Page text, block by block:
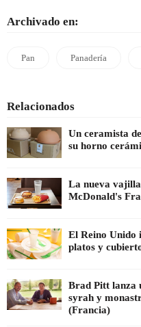
Archivado en:
Pan Panadería
Relacionados
Un ceramista
su horno
La nueva
McDonald's
El Reino
platos y
Brad Pitt lanza
syrah y
(Francia)